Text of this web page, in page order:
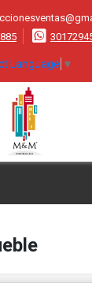
Language ▼